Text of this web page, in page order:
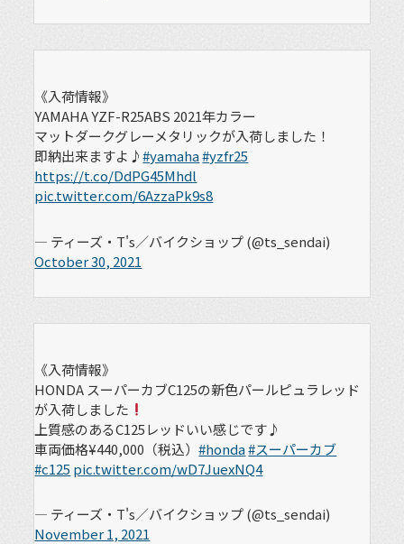
《入荷情報》
YAMAHA YZF-R25ABS 2021年カラー
マットダークグレーメタリックが入荷しました！
即納出来ますよ♪#yamaha#yzfr25
https://t.co/DdPG45Mhdl
pic.twitter.com/6AzzaPk9s8
— ティーズ・T's／バイクショップ (@ts_sendai)
October 30, 2021
《入荷情報》
HONDA スーパーカブC125の新色パールピュラレッド
が入荷しました
上質感のあるC125レッドいい感じです♪
車両価格¥440,000（税込）#honda#スーパーカブ
#c125 pic.twitter.com/wD7JuexNQ4
— ティーズ・T's／バイクショップ (@ts_sendai)
November 1, 2021